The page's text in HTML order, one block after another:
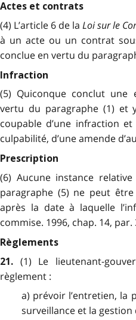
Actes et contrats
(4) L’article 6 de la Loi sur le
à un acte ou un contrat
conclue en vertu du
Infraction
(5) Quiconque conclut une
vertu du paragraphe (1) et
coupable d’une infraction
culpabilité, d’une amende
Prescription
(6) Aucune instance
paragraphe (5) ne peut
après la date à laquelle
commise. 1996, chap. 14, par.
Règlements
21. (1) Le lieutenant-
règlement :
a) prévoir l’entretien, la
surveillance et la